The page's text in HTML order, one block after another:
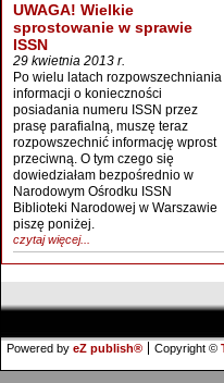
UWAGA! Wielkie
sprostowanie w sprawie
ISSN
29 kwietnia 2013 r.
Po wielu latach rozpowszechniania
informacji o konieczności
posiadania numeru ISSN przez
prasę parafialną, muszę teraz
rozpowszechnić informację wprost
przeciwną. O tym czego się
dowiedziałam bezpośrednio w
Narodowym Ośrodku ISSN
Biblioteki Narodowej w Warszawie
piszę poniżej.
czytaj więcej...
Powered by eZ publish® Copyright ©